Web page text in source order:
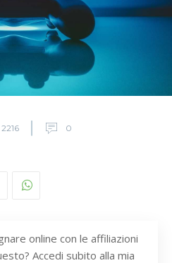
2216 0
online con le affiliazioni
Accedi subito alla mia